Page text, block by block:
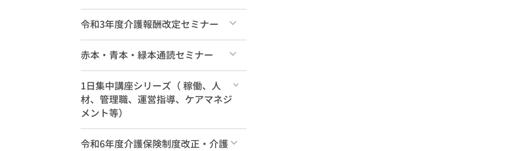
すべて
令和3年度介護報酬改定セミナー
すべて
赤本・青本・緑本通読セミナー
すべて
1日集中講座シリーズ（ 稼働、人
材、管理職、運営指導、ケアマネジ
メント等）
すべて
令和6年度介護保険制度改正・介護